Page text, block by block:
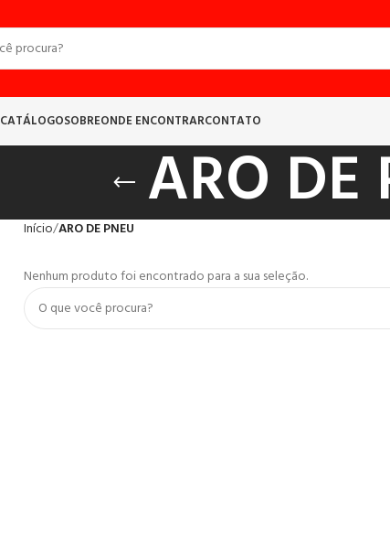
CATÁLOGOSOBREONDE ENCONTRARCONTATO
ARO DE
Início ARO DE PNEU
Nenhum produto foi encontrado para a sua seleção.